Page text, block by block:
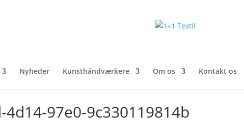
Nyheder Kunsthåndværkere Om os Kontakt os
97e0-9c330119814b